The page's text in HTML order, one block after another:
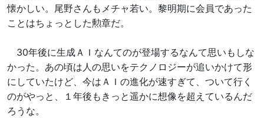
懐かしい。尾野さんもメチャ若い。黎明期に会員であった
ことはちょっとした勲章だ。
30年後に生成ＡＩなんてのが登場するなんて思いもしな
かった。あの頃は人の思いをテクノロジーが追いかけて形
にしていたけど、今はＡＩの進化が速すぎて、ついて行く
のがやっと、１年後もきっと遥かに想像を超えているんだ
ろうな。